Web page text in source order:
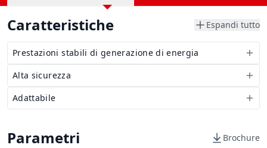
Caratteristiche Espandi tutto
Prestazioni stabili di generazione di energia
Alta sicurezza
Adattabile
Parametri Brochure